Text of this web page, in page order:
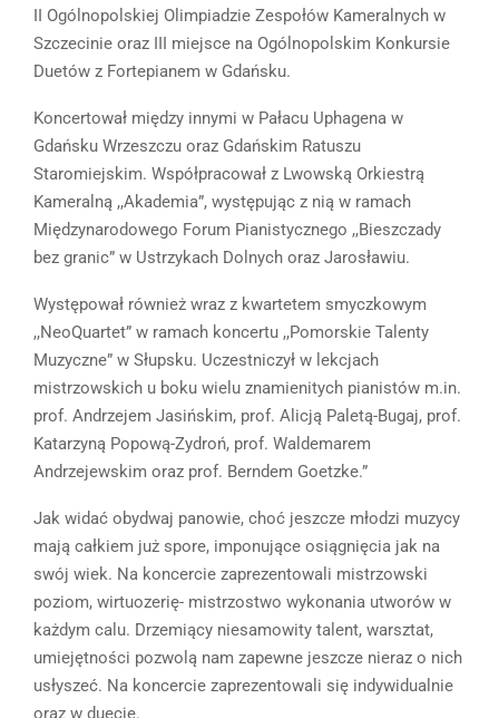
II Ogólnopolskiej Olimpiadzie Zespołów Kameralnych w
Szczecinie oraz III miejsce na Ogólnopolskim Konkursie
Duetów z Fortepianem w Gdańsku.
Koncertował między innymi w Pałacu Uphagena w
Gdańsku Wrzeszczu oraz Gdańskim Ratuszu
Staromiejskim. Współpracował z Lwowską Orkiestrą
Kameralną ,,Akademia”, występując z nią w ramach
Międzynarodowego Forum Pianistycznego ,,Bieszczady
bez granic” w Ustrzykach Dolnych oraz Jarosławiu.
Występował również wraz z kwartetem smyczkowym
,,NeoQuartet” w ramach koncertu ,,Pomorskie Talenty
Muzyczne” w Słupsku. Uczestniczył w lekcjach
mistrzowskich u boku wielu znamienitych pianistów m.in.
prof. Andrzejem Jasińskim, prof. Alicją Paletą-Bugaj, prof.
Katarzyną Popową-Zydroń, prof. Waldemarem
Andrzejewskim oraz prof. Berndem Goetzke.”
Jak widać obydwaj panowie, choć jeszcze młodzi muzycy
mają całkiem już spore, imponujące osiągnięcia jak na
swój wiek. Na koncercie zaprezentowali mistrzowski
poziom, wirtuozerię- mistrzostwo wykonania utworów w
każdym calu. Drzemiący niesamowity talent, warsztat,
umiejętności pozwolą nam zapewne jeszcze nieraz o nich
usłyszeć. Na koncercie zaprezentowali się indywidualnie